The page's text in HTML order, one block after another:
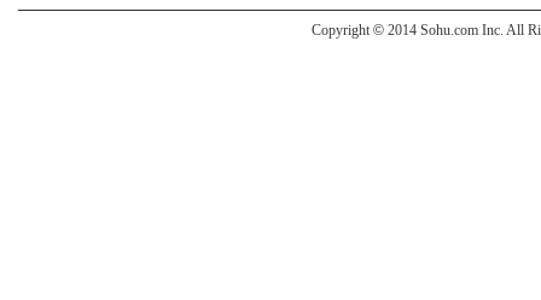
Copyright © 2014 Sohu.com Inc. All